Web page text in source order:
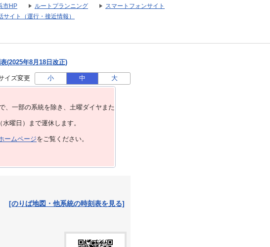
市HP ルートプランニング
スマートフォンサイト
サイト（運行・接近情報）
(2025年8月18日改正)
イズ変更 小 中 大
、⼀部の系統を除き、⼟曜ダイヤまた
曜日）まで運休します。
ームページをご覧ください。
[のりば地図・他系統の時刻表を見る]